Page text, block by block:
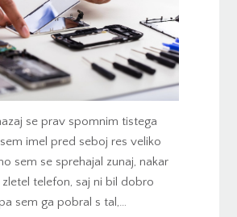
se prav spomnim tistega
imel pred seboj res veliko
sem se sprehajal zunaj, nakar
zletel telefon, saj ni bil dobro
sem ga pobral s tal,…